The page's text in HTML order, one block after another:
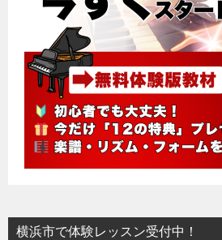
横浜市で体験レッスン受付中！